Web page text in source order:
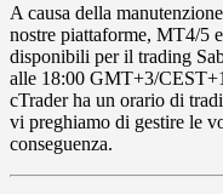
A causa della
nostre piattaforme, MT4/5 e
disponibili per il trading
alle 18:00 GMT+3/
cTrader ha un orario di
vi preghiamo di gestire le
conseguenza.